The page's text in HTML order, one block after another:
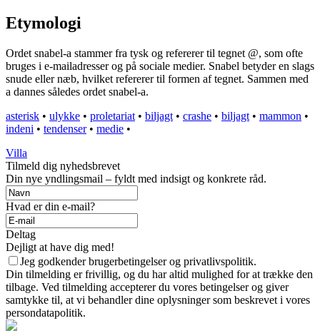
Etymologi
Ordet snabel-a stammer fra tysk og refererer til tegnet @, som ofte
bruges i e-mailadresser og på sociale medier. Snabel betyder en slags
snude eller næb, hvilket refererer til formen af ​​tegnet. Sammen med
a dannes således ordet snabel-a.
asterisk • ulykke • proletariat • biljagt • crashe • biljagt • mammon •
indeni • tendenser• medie •
Villa
Tilmeld dig nyhedsbrevet
Din nye yndlingsmail – fyldt med indsigt og konkrete råd.
Hvad er din e-mail?
Deltag
Dejligt at have dig med!
Jeg godkender brugerbetingelser og privatlivspolitik.
Din tilmelding er frivillig, og du har altid mulighed for at trække den
tilbage. Ved tilmelding accepterer du vores betingelser og giver
samtykke til, at vi behandler dine oplysninger som beskrevet i vores
persondatapolitik.